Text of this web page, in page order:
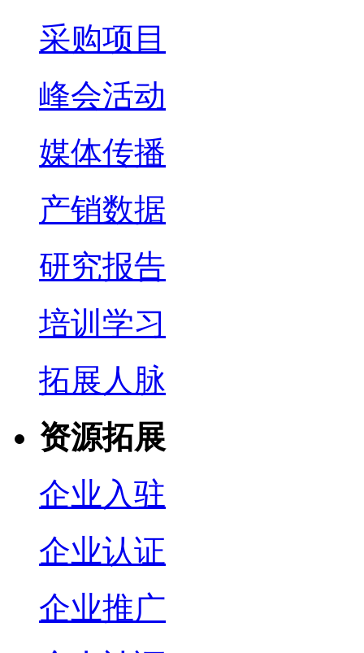
采购项目
峰会活动
媒体传播
产销数据
研究报告
培训学习
拓展人脉
资源拓展
企业入驻
企业认证
企业推广